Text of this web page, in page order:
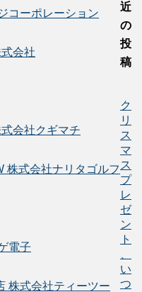
コーポレーション
会社
会社クギマチ
株式会社ナリタゴルフ
電子
株式会社ティーツー
近
の
投
稿
ク
リ
ス
マ
ス
プ
レ
ゼ
ン
ト
い
つ